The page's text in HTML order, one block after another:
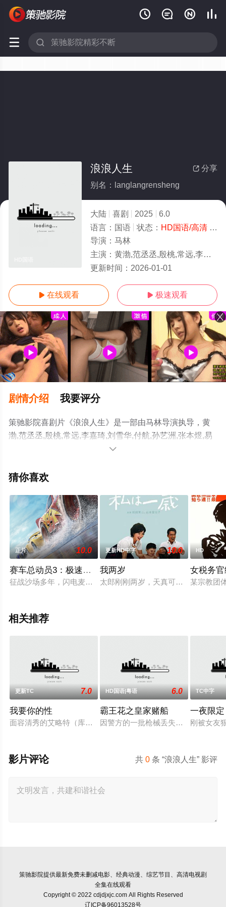
   
 
 分享
浪浪人生
别名：langlangrensheng
大陆 喜剧 2025
6.0
语言： 国语 状态： HD国语/高清- 免费在线观看
导演： 马林
主演： 黄渤,范丞丞,殷桃,常远,李嘉琦,刘雪华,付航,孙艺洲,张本煜,易小星,小爱,邓恩熙,李治良,刘西蒙,郝瀚,杜梦涵,庄园
更新时间： 2026-01-01
 在线观看  极速观看
剧情介绍 我要评分
策驰影院喜剧片《浪浪人生》是一部由马林导演执导，黄
渤,范丞丞,殷桃,常远,李嘉琦,刘雪华,付航,孙艺洲,张本煜,易
小星,小爱,邓恩熙,李治良,刘西蒙,郝瀚,杜梦涵,庄园等演员精
大全就上策驰电影网，更多相关信息可移步至豆瓣电影、

猜你喜欢
正片 10.0
赛车总动员3：极速挑战（英语版）
征战沙场多年，闪电麦昆（欧文·威尔逊 Owen Wilson 配音）早
更新HD中字 10.0
我两岁
太郎刚刚两岁，天真可爱，聪明活泼
HD
女税务
某宗教团
相关推荐
更新TC 7.0
我要你的性
面容清秀的艾略特（库珀·霍夫曼 Cooper Hoffman 饰）在著名艺
HD国语|粤语 6.0
霸王花之皇家赌船
因警方的一批枪械丢失，飞虎队简
TC中字
一夜限定
刚被女友
共0 条 “浪浪人生” 影评
影片评论
策驰影院提供最新免费未删减电影、经典动漫、综艺节目、高清电视剧
全集在线观看
Copyright © 2022 cdjdjxjc.com All Rights Reserved
辽ICP备96013528号